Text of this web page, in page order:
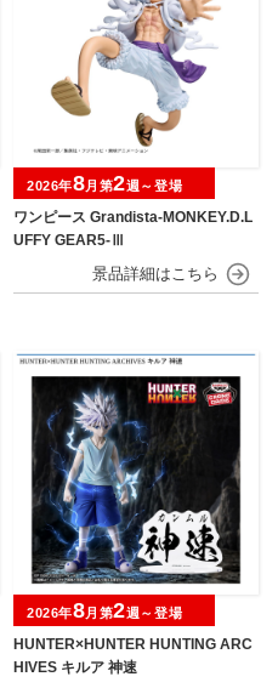
ワンピース Grandista-MONKEY.D.L
UFFY GEAR5-Ⅲ
2026年8月第2週～登場
HUNTER×HUNTER HUNTING ARC
HIVES キルア 神速
2026年8月第2週～登場